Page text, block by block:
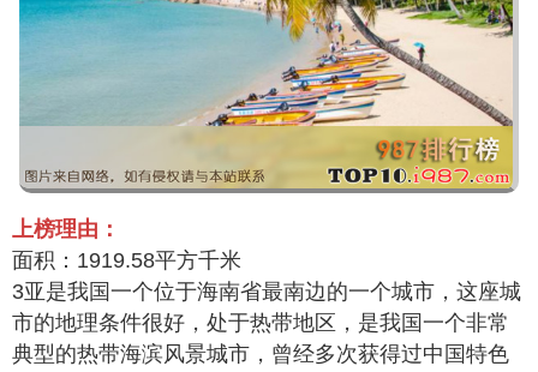
上榜理由：
面积：1919.58平方千米
3亚是我国一个位于海南省最南边的一个城市，这座城
市的地理条件很好，处于热带地区，是我国一个非常
典型的热带海滨风景城市，曾经多次获得过中国特色